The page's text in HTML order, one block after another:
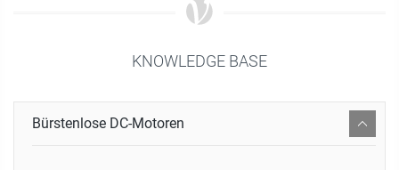
KNOWLEDGE BASE
Bürstenlose DC-Motoren